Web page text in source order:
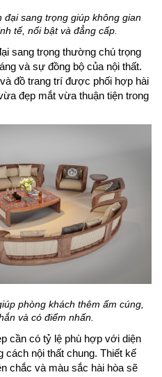
đại sang trọng giúp không gian
tế, nổi bật và đẳng cấp.
sang trọng thường chú trọng
và sự đồng bộ của nội thất.
đồ trang trí được phối hợp hài
đẹp mắt vừa thuận tiện trong